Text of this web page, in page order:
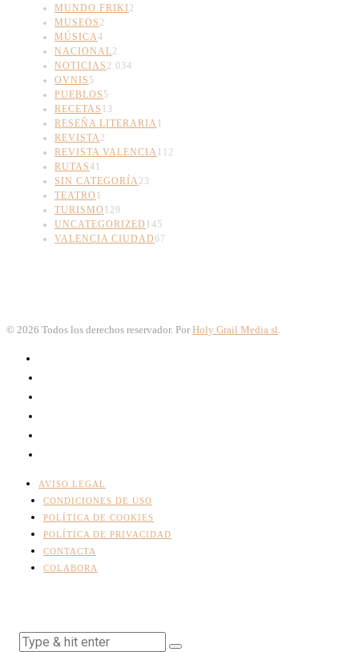
MUNDO FRIKI2
MUSEOS 2
MÚSICA4
NACIONAL2
NOTICIAS 2.034
OVNIS 5
PUEBLOS 5
RECETAS 13
RESEÑA LITERARIA 1
REVISTA 2
REVISTA VALENCIA 112
RUTAS41
SIN CATEGORÍA 23
TEATRO 1
TURISMO 129
UNCATEGORIZED 145
VALENCIA CIUDAD67
© 2026 Todos los derechos reservador. Por Holy Grail Media sl
AVISO LEGAL
CONDICIONES DE USO
POLÍTICA DE COOKIES
POLÍTICA DE PRIVACIDAD
CONTACTA
COLABORA